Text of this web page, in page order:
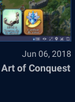
Jun 06, 2018
of Conquest